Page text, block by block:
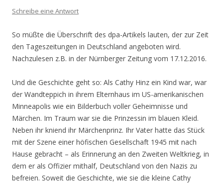
Schreibe eine Antwort
So müßte die Überschrift des dpa-Artikels lauten, der zur Zeit
den Tageszeitungen in Deutschland angeboten wird.
Nachzulesen z.B. in der Nürnberger Zeitung vom 17.12.2016.
Und die Geschichte geht so: Als Cathy Hinz ein Kind war, war
der Wandteppich in ihrem Elternhaus im US-amerikanischen
Minneapolis wie ein Bilderbuch voller Geheimnisse und
Märchen. Im Traum war sie die Prinzessin im blauen Kleid.
Neben ihr kniend ihr Märchenprinz. Ihr Vater hatte das Stück
mit der Szene einer höfischen Gesellschaft 1945 mit nach
Hause gebracht – als Erinnerung an den Zweiten Weltkrieg, in
dem er als Offizier mithalf, Deutschland von den Nazis zu
befreien. Soweit die Geschichte, wie sie die kleine Cathy